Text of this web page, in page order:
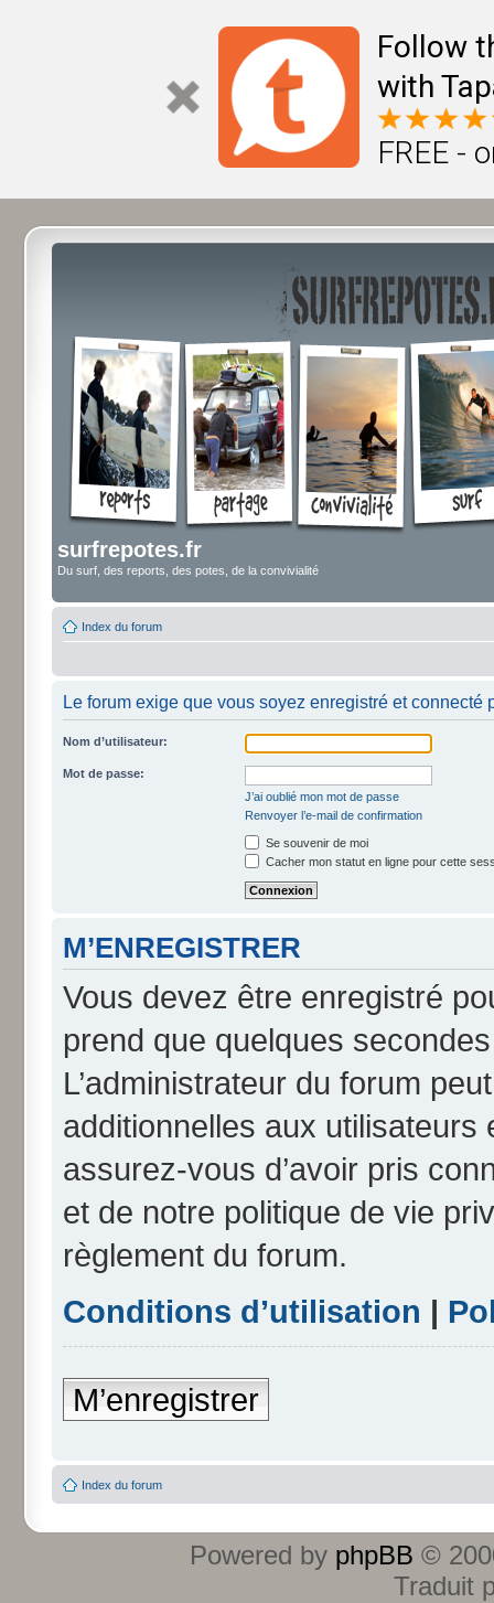
Follow
with
FREE -
surfrepotes.fr
Du surf, des reports, des potes, de la convivialité
Index du forum
Le forum exige que vous soyez enregistré et
Nom d’utilisateur:
Mot de passe:
J’ai oublié mon mot de passe
Renvoyer l’e-mail de confirmation
Se souvenir de moi
Cacher mon statut en ligne pour cette
M’ENREGISTRER
Vous devez être enregistré
prend que quelques
L’administrateur du forum
additionnelles aux
assurez-vous d’avoir pris
et de notre politique de vie
règlement du forum.
Conditions d’utilisation |
M’enregistrer
Index du forum
Powered by phpBB ©
Traduit